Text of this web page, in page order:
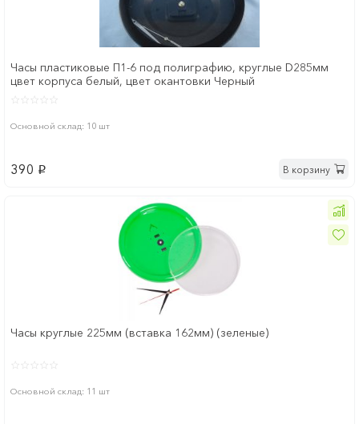
Часы пластиковые П1-6 под полиграфию, круглые D285мм
цвет корпуса белый, цвет окантовки Черный
Основной склад: 10 шт
390 p В корзину
Часы круглые 225мм (вставка 162мм) (зеленые)
Основной склад: 11 шт